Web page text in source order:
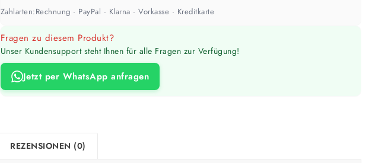
Zahlarten:Rechnung · PayPal · Klarna · Vorkasse · Kreditkarte
Fragen zu diesem Produkt?
Unser Kundensupport steht Ihnen für alle Fragen zur Verfügung!
Jetzt per WhatsApp anfragen
REZENSIONEN (0)